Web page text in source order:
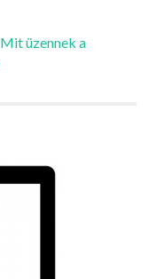
Mit üzennek a